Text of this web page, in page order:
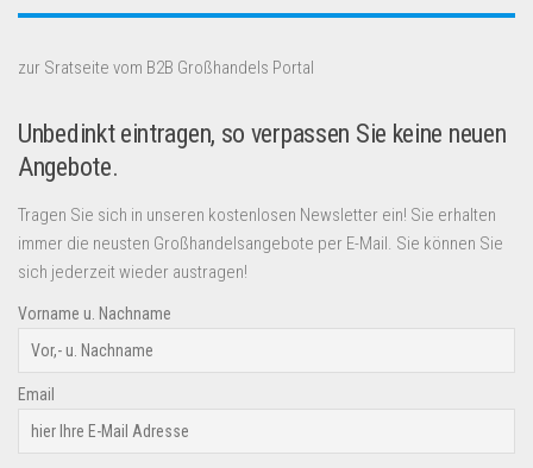
zur Sratseite vom B2B Großhandels Portal
Unbedinkt eintragen, so verpassen Sie keine neuen
Angebote.
Tragen Sie sich in unseren kostenlosen Newsletter ein! Sie erhalten
immer die neusten Großhandelsangebote per E-Mail. Sie können Sie
sich jederzeit wieder austragen!
Vorname u. Nachname
Email